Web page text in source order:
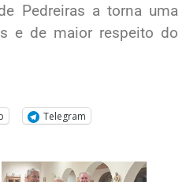
Pedreiras a torna uma
e de maior respeito do
Telegram